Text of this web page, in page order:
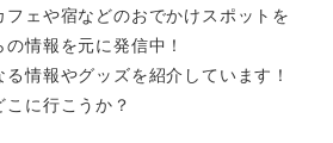
ェや宿などのおでかけスポットを
情報を元に発信中！
情報やグッズを紹介しています！
に行こうか？